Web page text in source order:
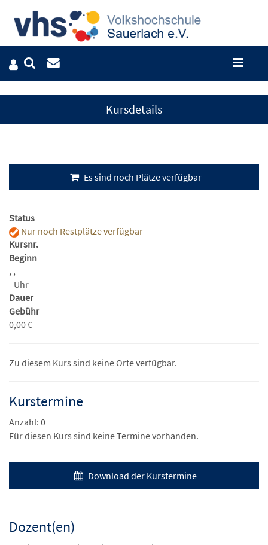
Kursdetails
Es sind noch Plätze verfügbar
Status
Nur noch Restplätze verfügbar
Kursnr.
Beginn
, ,
- Uhr
Dauer
Gebühr
0,00 €
Zu diesem Kurs sind keine Orte verfügbar.
Kurstermine
Anzahl: 0
Für diesen Kurs sind keine Termine vorhanden.
Download der Kurstermine
Dozent(en)